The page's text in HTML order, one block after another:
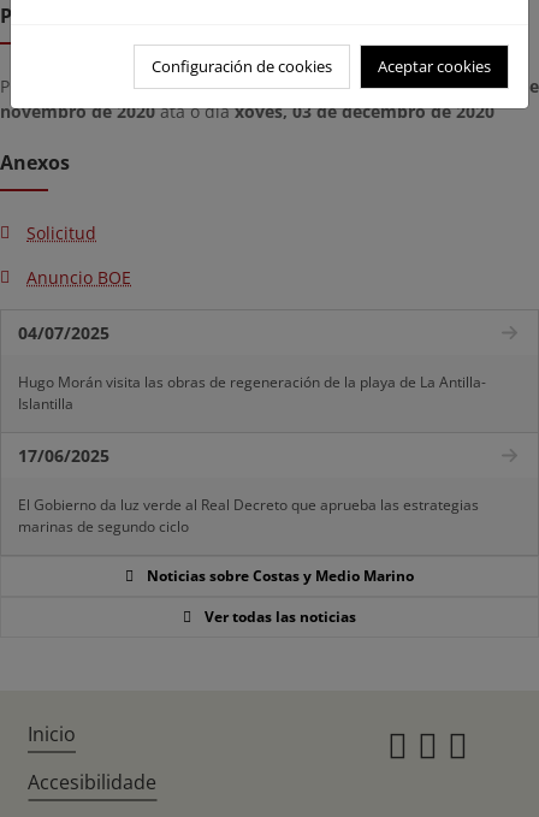
Prazo de remisión
Prazo para enviar documentos a partir do díaxoves, 05 de
novembro de 2020ata o díaxoves, 03 de decembro de 2020
Anexos
Solicitud
Anuncio BOE
04/07/2025
Hugo Morán visita las obras de regeneración de la playa de La Antilla-
Islantilla
17/06/2025
El Gobierno da luz verde al Real Decreto que aprueba las estrategias
marinas de segundo ciclo
Noticias sobre Costas y Medio Marino
Ver todas las noticias
Configuración de cookies Aceptar cookies
Inicio
Accesibilidade